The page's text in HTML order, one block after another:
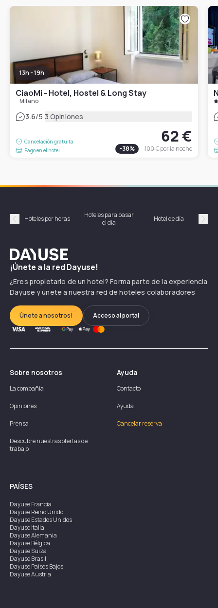
13h - 19h
CiaoMi - Hotel, Hostel & Long Stay
Milano
3.6/5|3 Opiniones
Cancelación gratuita
Pago en el hotel
62 €
-38% 100 €por la noche
Précédent
Hoteles por horas
Hoteles para pasar
el día
Hotel de día
Dayuse
¡Únete a la red Dayuse!
¿Eres propietario de un hotel? Forma parte de la experiencia
Dayuse y únete a nuestra red de hoteles colaboradores
Únete a nosotros! Acceso al portal
Sobre nosotros
La compañía
Opiniones
Prensa
Descubre nuestras ofertas de
trabajo
Ayuda
Contacto
Ayuda
Cancelar reserva
PAÍSES
DayuseFrancia
DayuseReino Unido
DayuseEstados Unidos
DayuseItalia
DayuseAlemania
DayuseBélgica
DayuseSuiza
DayuseBrasil
DayusePaíses Bajos
DayuseAustria